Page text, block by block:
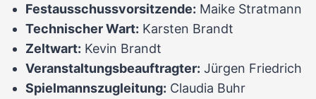
Festausschussvorsitzende: Maike Stratmann
Technischer Wart: Karsten Brandt
Zeltwart: Kevin Brandt
Veranstaltungsbeauftragter: Jürgen Friedrich
Spielmannszugleitung: Claudia Buhr